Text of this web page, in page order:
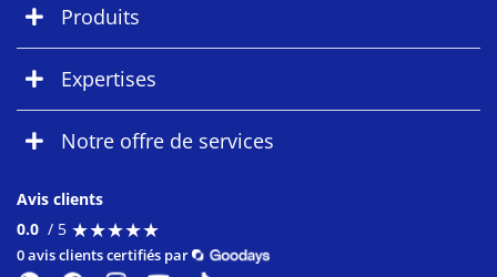
Produits
Expertises
Notre offre de services
Avis clients
0.0 / 5 ★★★★★
★★★★★
0 avis clients certifiés par